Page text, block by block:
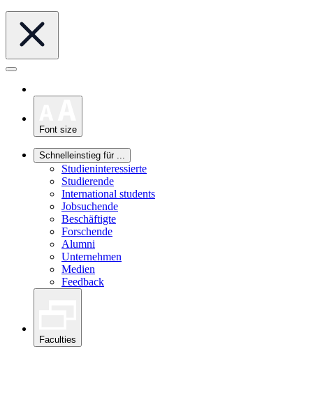
Font size
Schnelleinstieg für ...
Studieninteressierte
Studierende
International students
Jobsuchende
Beschäftigte
Forschende
Alumni
Unternehmen
Medien
Feedback
Faculties